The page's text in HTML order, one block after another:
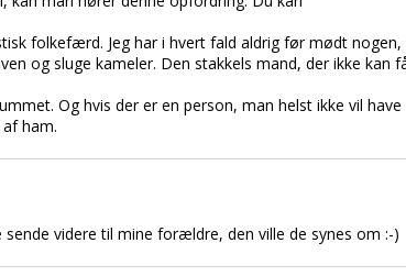
folkefærd. Jeg har i hvert fald aldrig før mødt nogen,
og sluge kameler. Den stakkels mand, der ikke kan
Og hvis der er en person, man helst ikke vil
ham.
videre til mine forældre, den ville de synes om :-)